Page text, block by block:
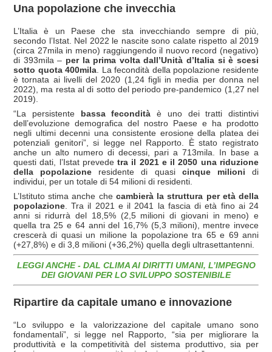
Una popolazione che invecchia
L’Italia è un Paese che sta invecchiando sempre di più,
secondo l’Istat. Nel 2022 le nascite sono calate rispetto al 2019
(circa 27mila in meno) raggiungendo il nuovo record (negativo)
di 393mila – per la prima volta dall’Unità d’Italia si è scesi
sotto quota 400mila . La fecondità della popolazione residente
è tornata ai livelli del 2020 (1,24 figli in media per donna nel
2022), ma resta al di sotto del periodo pre-pandemico (1,27 nel
2019).
“La persistente bassa fecondità è uno dei tratti distintivi
dell’evoluzione demografica del nostro Paese e ha prodotto
negli ultimi decenni una consistente erosione della platea dei
potenziali genitori”, si legge nel Rapporto. È stato registrato
anche un alto numero di decessi, pari a 713mila. In base a
questi dati, l’Istat prevedetra il 2021 e il 2050 una riduzione
della popolazione residente di quasi cinque milioni di
individui, per un totale di 54 milioni di residenti.
L’Istituto stima anche che cambierà la struttura per età della
popolazione . Tra il 2021 e il 2041 la fascia di età fino ai 24
anni si ridurrà del 18,5% (2,5 milioni di giovani in meno) e
quella tra 25 e 64 anni del 16,7% (5,3 milioni), mentre invece
crescerà di quasi un milione la popolazione tra 65 e 69 anni
(+27,8%) e di 3,8 milioni (+36,2%) quella degli ultrasettantenni.
LEGGI ANCHE - DAL CLIMA AI DIRITTI UMANI, L’IMPEGNO
DEI GIOVANI PER LO SVILUPPO SOSTENIBILE
Ripartire da capitale umano e innovazione
“Lo sviluppo e la valorizzazione del capitale umano sono
fondamentali”, si legge nel Rapporto, “sia per migliorare la
produttività e la competitività del sistema produttivo, sia per